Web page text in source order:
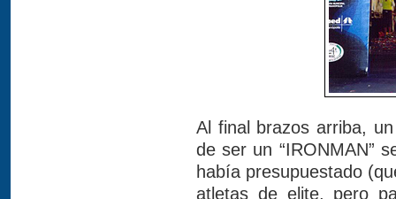
Al final brazos arriba,
de ser un “IRONMAN”
había presupuestado
atletas de elite, pero